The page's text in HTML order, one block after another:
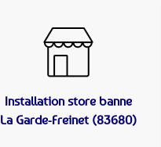
Installation store banne
La Garde-Freinet (83680)